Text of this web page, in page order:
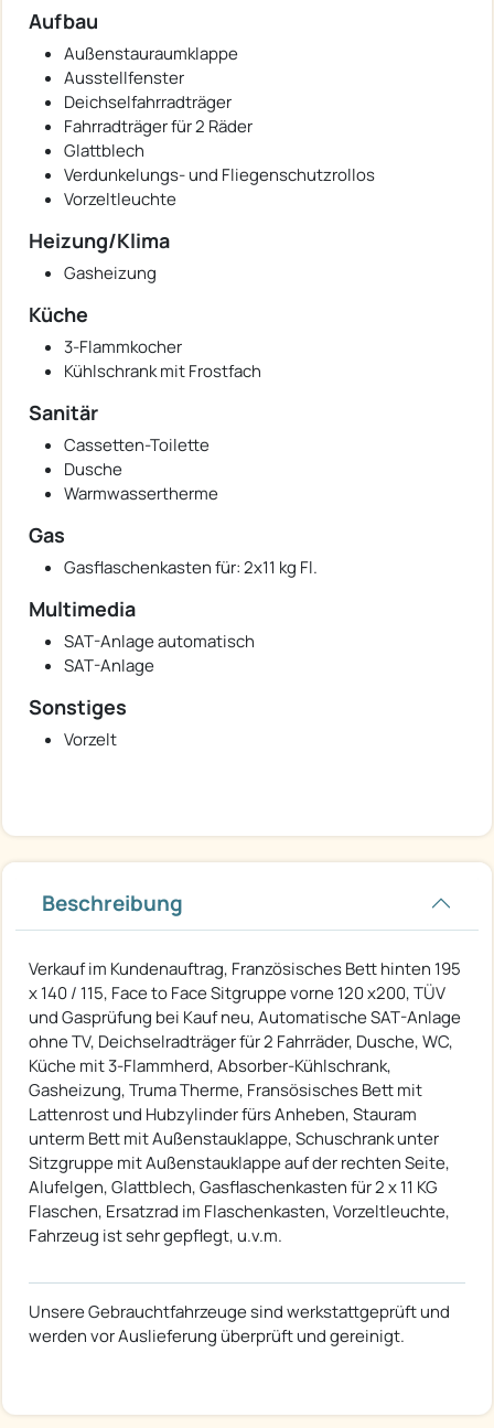
Aufbau
Außenstauraumklappe
Ausstellfenster
Deichselfahrradträger
Fahrradträger für 2 Räder
Glattblech
Verdunkelungs- und Fliegenschutzrollos
Vorzeltleuchte
Heizung/Klima
Gasheizung
Küche
3-Flammkocher
Kühlschrank mit Frostfach
Sanitär
Cassetten-Toilette
Dusche
Warmwassertherme
Gas
Gasflaschenkasten für: 2x11 kg Fl.
Multimedia
SAT-Anlage automatisch
SAT-Anlage
Sonstiges
Vorzelt
Beschreibung
Verkauf im Kundenauftrag, Französisches Bett hinten 195
x 140 / 115, Face to Face Sitgruppe vorne 120 x200, TÜV
und Gasprüfung bei Kauf neu, Automatische SAT-Anlage
ohne TV, Deichselradträger für 2 Fahrräder, Dusche, WC,
Küche mit 3-Flammherd, Absorber-Kühlschrank,
Gasheizung, Truma Therme, Fransösisches Bett mit
Lattenrost und Hubzylinder fürs Anheben, Stauram
unterm Bett mit Außenstauklappe, Schuschrank unter
Sitzgruppe mit Außenstauklappe auf der rechten Seite,
Alufelgen, Glattblech, Gasflaschenkasten für 2 x 11 KG
Flaschen, Ersatzrad im Flaschenkasten, Vorzeltleuchte,
Fahrzeug ist sehr gepflegt, u.v.m.
Unsere Gebrauchtfahrzeuge sind werkstattgeprüft und
werden vor Auslieferung überprüft und gereinigt.